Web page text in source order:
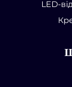
LED-